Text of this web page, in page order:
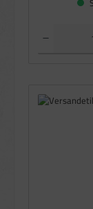
Produkt Anzahl: